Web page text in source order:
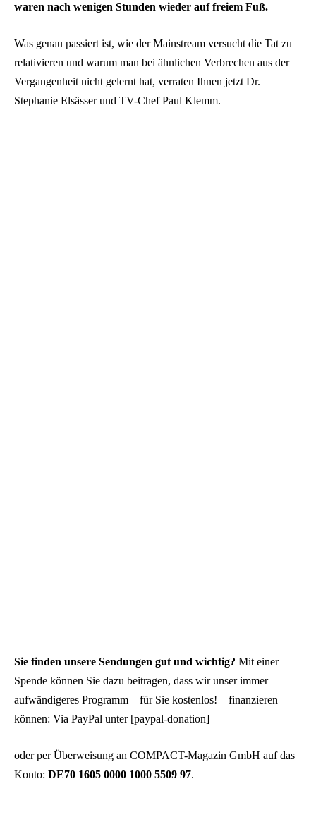
waren nach wenigen Stunden wieder auf freiem Fuß.
Was genau passiert ist, wie der Mainstream versucht die Tat zu
relativieren und warum man bei ähnlichen Verbrechen aus der
Vergangenheit nicht gelernt hat, verraten Ihnen jetzt Dr.
Stephanie Elsässer und TV-Chef Paul Klemm.
Sie finden unsere Sendungen gut und wichtig? Mit einer
Spende können Sie dazu beitragen, dass wir unser immer
aufwändigeres Programm – für Sie kostenlos! – finanzieren
können: Via PayPal unter [paypal-donation]
oder per Überweisung an COMPACT-Magazin GmbH auf das
Konto: DE70 1605 0000 1000 5509 97.